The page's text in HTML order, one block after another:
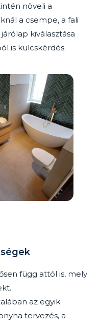
növeli a
a csempe, a fali
kiválasztása
is kulcskérdés.
függ attól is, mely
az egyik
tervezés, a